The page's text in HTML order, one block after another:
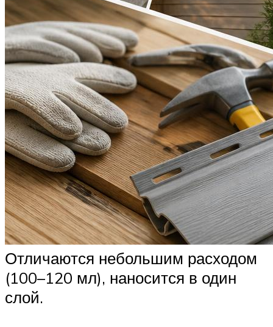
Отличаются небольшим расходом
(100–120 мл), наносится в один
слой.